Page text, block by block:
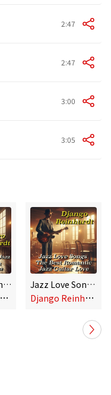
2:47
2:47
3:00
3:05
Nuages & Midnight Jazz: The Best Late Night Relaxing Guitar Jazz
D
jango Reinhardt
Jazz Love Songs: The Best Romantic Jazz Guitar Love
D
jango Reinhardt